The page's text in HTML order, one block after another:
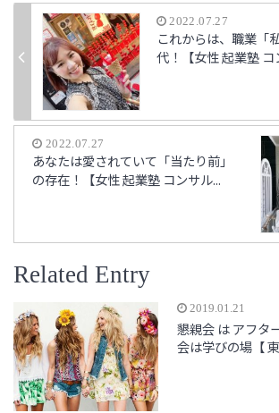
2022.07.27
これからは、職業「
代！【女性 起業塾 コ
2022.07.27
あなたは愛されていて「当たり前」
の存在！【女性 起業塾 コンサル...
Related Entry
2019.01.21
懇親会 は アフタ
会は学びの場【